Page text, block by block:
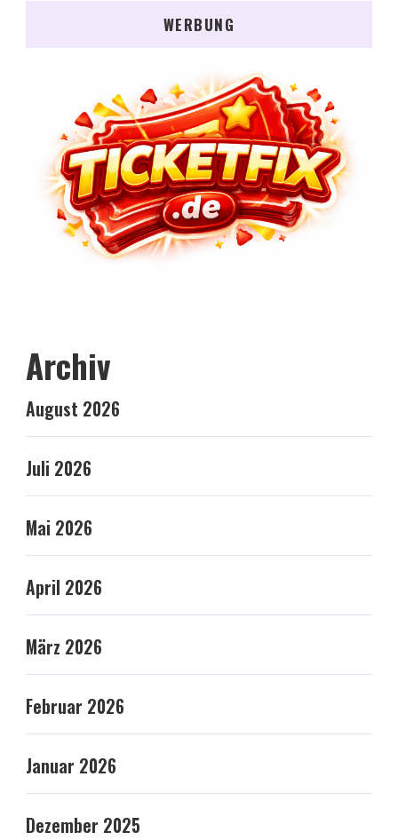
WERBUNG
Archiv
August 2026
Juli 2026
Mai 2026
April 2026
März 2026
Februar 2026
Januar 2026
Dezember 2025